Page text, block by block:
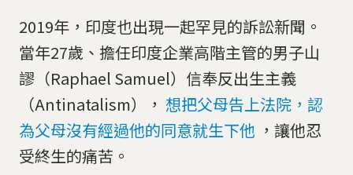
2019年，印度也出現一起罕見的訴訟新聞。
當年27歲、擔任印度企業高階主管的男子山
謬（Raphael Samuel）信奉反出生主義
（Antinatalism）， 想把父母告上法院，認
為父母沒有經過他的同意就生下他 ，讓他忍
受終生的痛苦。